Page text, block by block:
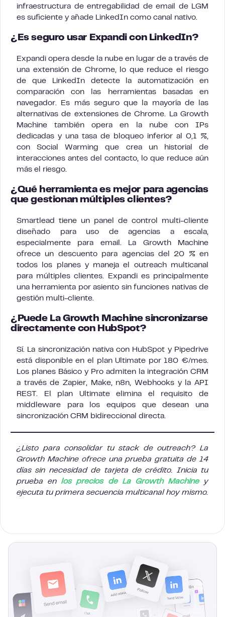
infraestructura de entregabilidad de email de LGM
es suficiente y añade LinkedIn como canal nativo.
¿Es seguro usar Expandi con LinkedIn?
Expandi opera desde la nube en lugar de a través de
una extensión de Chrome, lo que reduce el riesgo
de que LinkedIn detecte la automatización en
comparación con las herramientas basadas en
navegador. Es más seguro que la mayoría de las
alternativas de extensiones de Chrome. La Growth
Machine también opera en la nube con IPs
dedicadas y una tasa de bloqueo inferior al 0,1 %,
con Social Warming que crea un historial de
interacciones antes del contacto, lo que reduce aún
más el riesgo.
¿Qué herramienta es mejor para agencias
que gestionan múltiples clientes?
Smartlead tiene un panel de control multi-cliente
diseñado para uso de agencias a escala,
especialmente para email. La Growth Machine
ofrece un descuento para agencias del 20 % en
todos los planes y maneja el outreach multicanal
para múltiples clientes. Expandi es principalmente
una herramienta por asiento sin funciones nativas de
gestión multi-cliente.
¿Puede La Growth Machine sincronizarse
directamente con HubSpot?
Sí. La sincronización nativa con HubSpot y Pipedrive
está disponible en el plan Ultimate por 180 €/mes.
Los planes Básico y Pro admiten la integración CRM
a través de Zapier, Make, n8n, Webhooks y la API
REST. El plan Ultimate elimina el requisito de
middleware para los equipos que desean una
sincronización CRM bidireccional directa.
¿Listo para consolidar tu stack de outreach? La
Growth Machine ofrece una prueba gratuita de 14
días sin necesidad de tarjeta de crédito. Inicia tu
prueba enlos precios de La Growth Machiney
ejecuta tu primera secuencia multicanal hoy mismo.